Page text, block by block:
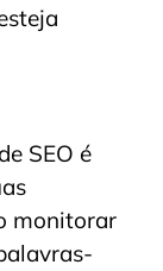
SEO é
monitorar